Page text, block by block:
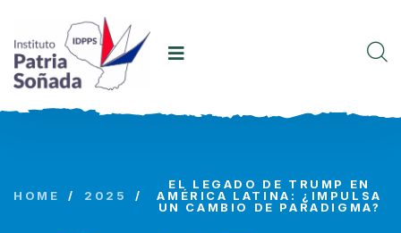
HOME / 2025 /
EL LEGADO DE TRUMP EN
AMÉRICA LATINA: ¿IMPULSA
UN CAMBIO DE PARADIGMA?